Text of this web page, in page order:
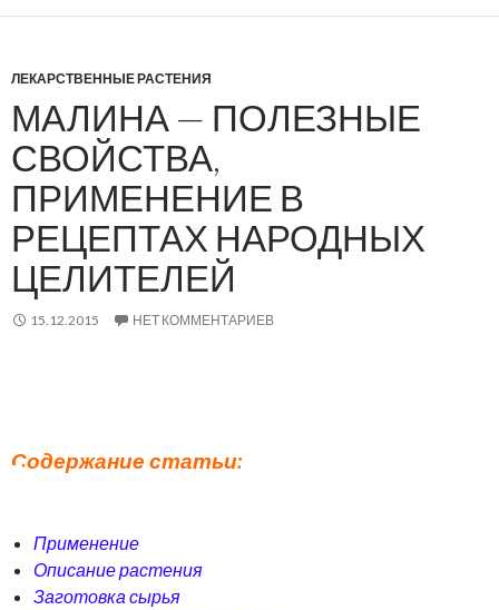
ЛЕКАРСТВЕННЫЕ РАСТЕНИЯ
МАЛИНА — ПОЛЕЗНЫЕ
СВОЙСТВА,
ПРИМЕНЕНИЕ В
РЕЦЕПТАХ НАРОДНЫХ
ЦЕЛИТЕЛЕЙ
15.12.2015 НЕТ КОММЕНТАРИЕВ
Содержание статьи:
Применение
Описание растения
Заготовка сырья